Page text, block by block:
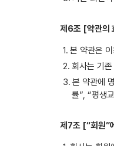
제6조 [약관의
본 약관은
회사는 기
본 약관에
률”, “평생
제7조 [“회원”